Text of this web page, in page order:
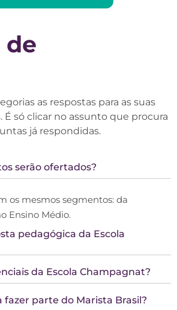
de
as respostas para as suas
É só clicar no assunto que procura
já respondidas.
serão ofertados?
os mesmos segmentos: da
Ensino Médio.
pedagógica da Escola
da Escola Champagnat?
fazer parte do Marista Brasil?